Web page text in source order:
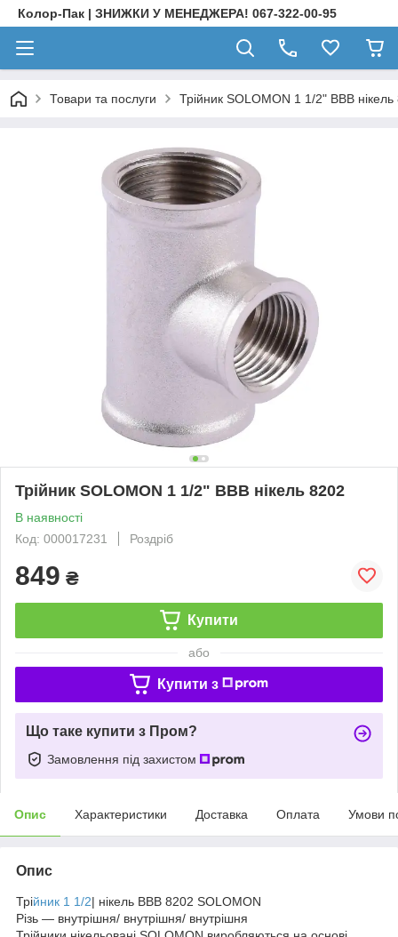
Колор-Пак | ЗНИЖКИ У МЕНЕДЖЕРА! 067-322-00-95
Товари та послуги Трійник SOLOMON 1 1/2" ВВВ нікель
Трійник SOLOMON 1 1/2" ВВВ нікель 8202
В наявності
Код: 000017231
Роздріб
849 ₴
Купити
або
Купити з
Що таке купити з Пром?
Замовлення під захистом
Опис Характеристики Доставка Оплата Умови
Опис
Трійник 1 1/2| нікель ВВВ 8202 SOLOMON
Різь — внутрішня/ внутрішня/ внутрішня